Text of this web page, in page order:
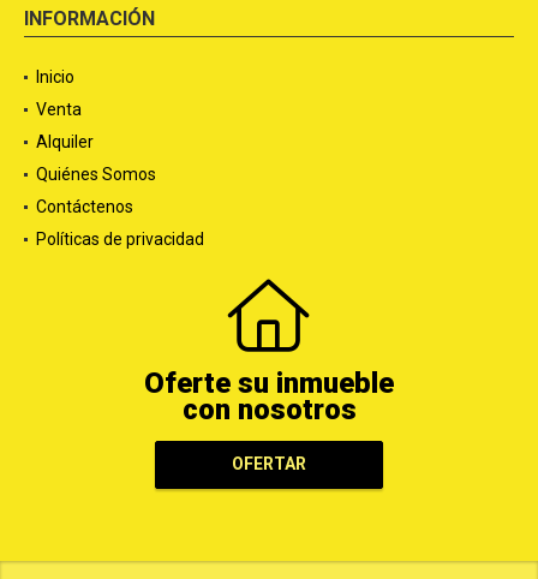
INFORMACIÓN
Inicio
Venta
Alquiler
Quiénes Somos
Contáctenos
Políticas de privacidad
Oferte su inmueble
con nosotros
OFERTAR